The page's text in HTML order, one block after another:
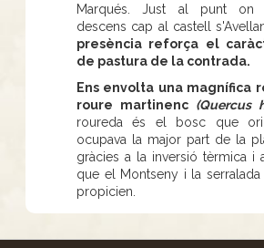
Marqués. Just al punt on
descens cap al castell
presència reforça el
de pastura de la contrada.
Ens envolta una magnífica
roure martinenc (Quercus
roureda és el bosc que
ocupava la major part de la
gràcies a la inversió tèrmica i
que el Montseny i la serralada
propicien.